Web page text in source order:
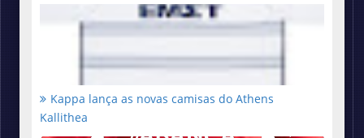
Kappa lança as novas camisas do Athens
Kallithea